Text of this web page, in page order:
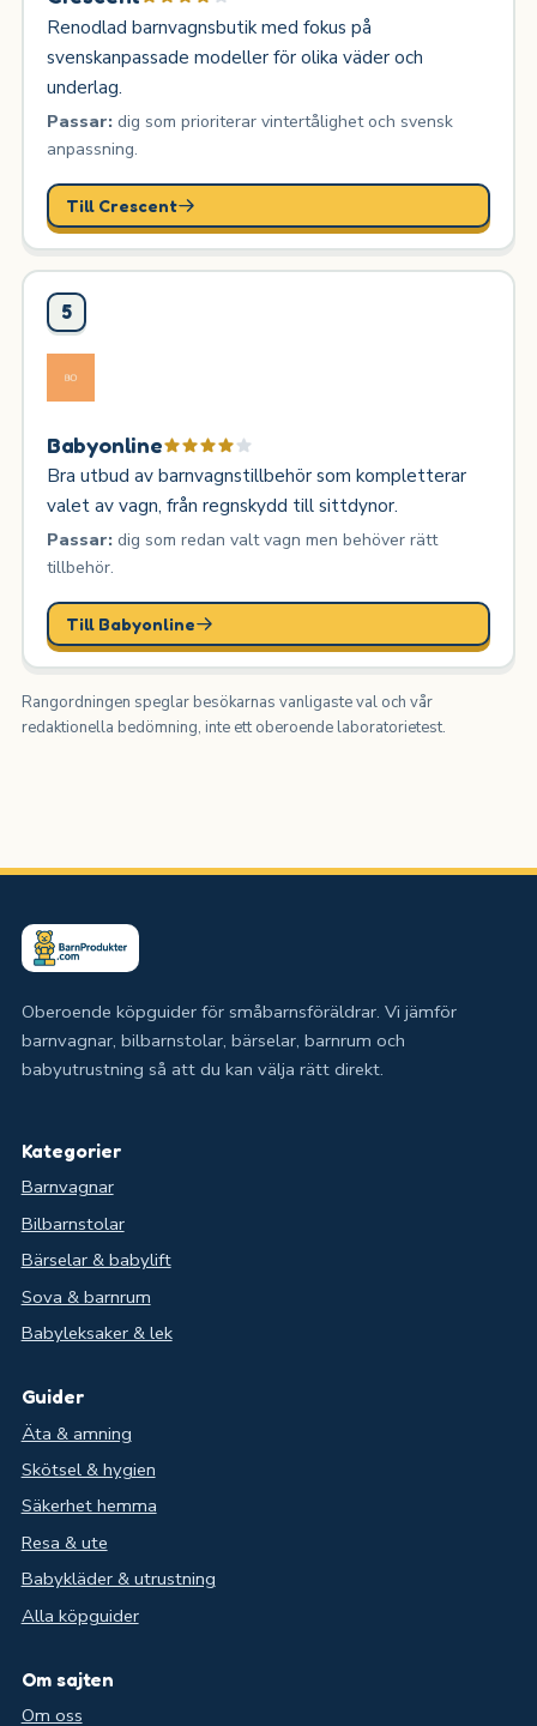
Renodlad barnvagnsbutik med fokus på
svenskanpassade modeller för olika väder och
underlag.
Passar:dig som prioriterar vintertålighet och svensk
anpassning.
Till Crescent
5
Babyonline
Bra utbud av barnvagnstillbehör som kompletterar
valet av vagn, från regnskydd till sittdynor.
Passar:dig som redan valt vagn men behöver rätt
tillbehör.
Till Babyonline
Rangordningen speglar besökarnas vanligaste val och vår
redaktionella bedömning, inte ett oberoende laboratorietest.
Oberoende köpguider för småbarnsföräldrar. Vi jämför
barnvagnar, bilbarnstolar, bärselar, barnrum och
babyutrustning så att du kan välja rätt direkt.
Kategorier
Barnvagnar
Bilbarnstolar
Bärselar & babylift
Sova & barnrum
Babyleksaker & lek
Guider
Äta & amning
Skötsel & hygien
Säkerhet hemma
Resa & ute
Babykläder & utrustning
Alla köpguider
Om sajten
Om oss